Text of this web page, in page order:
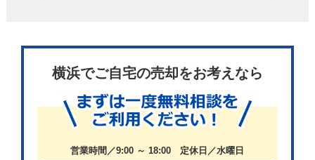
すればデメリットを抑制しながら住みながらでも売却を成
功させられるのか、そのコツについてもお伝えしていきま
住みながら不動産売却するメリット
横浜でご自宅の売却をお考えなら
営業時間／9:00 ～ 18:00 定休日／水曜日